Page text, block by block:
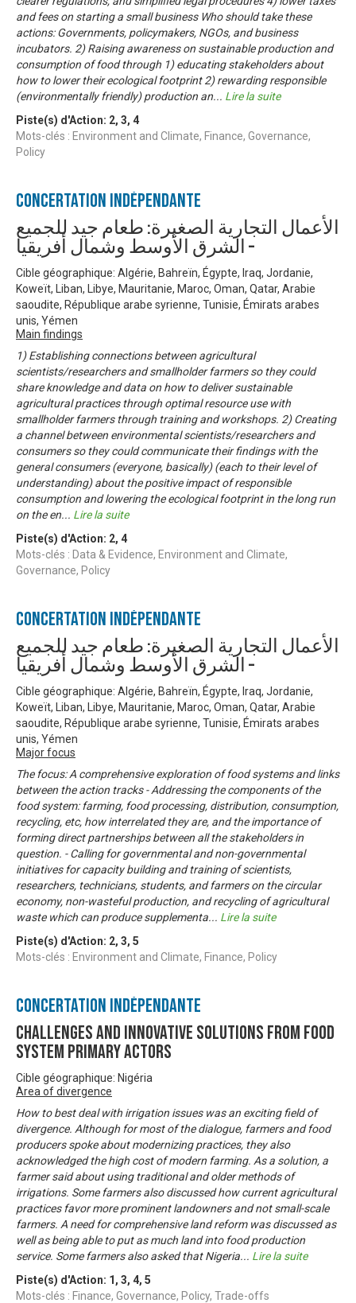
and fees on starting a small business Who should take these
actions: Governments, policymakers, NGOs, and business
incubators. 2) Raising awareness on sustainable production and
consumption of food through 1) educating stakeholders about
how to lower their ecological footprint 2) rewarding responsible
(environmentally friendly) production an... Lire la suite
Piste(s) d'Action: 2, 3, 4
Mots-clés : Environment and Climate, Finance, Governance,
Policy
Concertation Indépendante
الأعمال التجارية الصغيرة: طعام جيد للجميع
– الشرق الأوسط وشمال أفريقيا
Cible géographique: Algérie, Bahreïn, Égypte, Iraq, Jordanie,
Koweït, Liban, Libye, Mauritanie, Maroc, Oman, Qatar, Arabie
saoudite, République arabe syrienne, Tunisie, Émirats arabes
unis, Yémen
Main findings
1) Establishing connections between agricultural
scientists/researchers and smallholder farmers so they could
share knowledge and data on how to deliver sustainable
agricultural practices through optimal resource use with
smallholder farmers through training and workshops. 2) Creating
a channel between environmental scientists/researchers and
consumers so they could communicate their findings with the
general consumers (everyone, basically) (each to their level of
understanding) about the positive impact of responsible
consumption and lowering the ecological footprint in the long run
on the en... Lire la suite
Piste(s) d'Action: 2, 4
Mots-clés : Data & Evidence, Environment and Climate,
Governance, Policy
Concertation Indépendante
الأعمال التجارية الصغيرة: طعام جيد للجميع
– الشرق الأوسط وشمال أفريقيا
Cible géographique: Algérie, Bahreïn, Égypte, Iraq, Jordanie,
Koweït, Liban, Libye, Mauritanie, Maroc, Oman, Qatar, Arabie
saoudite, République arabe syrienne, Tunisie, Émirats arabes
unis, Yémen
Major focus
The focus: A comprehensive exploration of food systems and links
between the action tracks - Addressing the components of the
food system: farming, food processing, distribution, consumption,
recycling, etc, how interrelated they are, and the importance of
forming direct partnerships between all the stakeholders in
question. - Calling for governmental and non-governmental
initiatives for capacity building and training of scientists,
researchers, technicians, students, and farmers on the circular
economy, non-wasteful production, and recycling of agricultural
waste which can produce supplementa... Lire la suite
Piste(s) d'Action: 2, 3, 5
Mots-clés : Environment and Climate, Finance, Policy
Concertation Indépendante
Challenges and Innovative solutions from food
system primary actors
Cible géographique: Nigéria
Area of divergence
How to best deal with irrigation issues was an exciting field of
divergence. Although for most of the dialogue, farmers and food
producers spoke about modernizing practices, they also
acknowledged the high cost of modern farming. As a solution, a
farmer said about using traditional and older methods of
irrigations. Some farmers also discussed how current agricultural
practices favor more prominent landowners and not small-scale
farmers. A need for comprehensive land reform was discussed as
well as being able to put as much land into food production
service. Some farmers also asked that Nigeria... Lire la suite
Piste(s) d'Action: 1 , 3, 4, 5
Mots-clés : Finance, Governance, Policy, Trade-offs